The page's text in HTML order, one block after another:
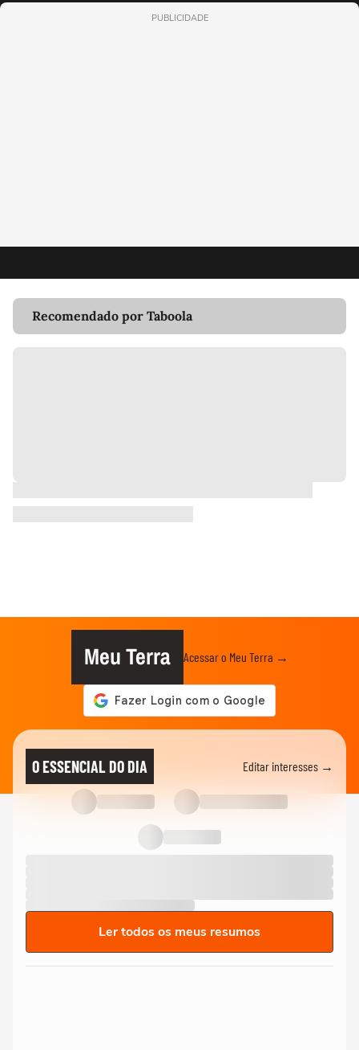
PUBLICIDADE
Recomendado por Taboola
Meu Terra Acessar o Meu Terra →
O ESSENCIAL DO DIA Editar interesses →
Ler todos os meus resumos